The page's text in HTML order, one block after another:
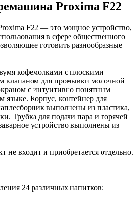
Proxima F22
F22 — это мощное устройство,
в сфере общественного
готовить разнообразные
кофемолками с плоскими
клапаном для промывки молочной
с интуитивно понятным
языке. Корпус, контейнер для
выполнены из пластика,
Трубка для подачи пара и горячей
устройство выполнены из
не входит и приобретается отдельно.
24 различных напитков: